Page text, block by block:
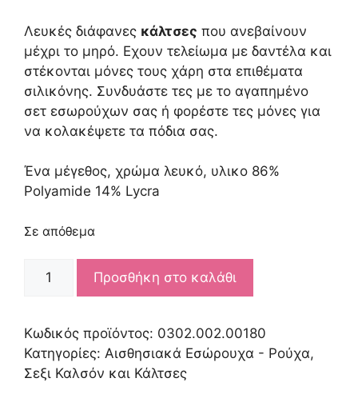
Λευκές διάφανες κάλτσες που ανεβαίνουν
μέχρι το μηρό. Εχουν τελείωμα με δαντέλα και
στέκονται μόνες τους χάρη στα επιθέματα
σιλικόνης. Συνδυάστε τες με το αγαπημένο
σετ εσωρούχων σας ή φορέστε τες μόνες για
να κολακέψετε τα πόδια σας.
Ένα μέγεθος, χρώμα λευκό, υλικο 86%
Polyamide 14% Lycra
Σε απόθεμα
HOLD-
ποσότητα
Προσθήκη στο καλάθι
Κωδικός προϊόντος: 0302.002.00180
Κατηγορίες: Αισθησιακά Εσώρουχα - Ρούχα,
Σεξι Καλσόν και Κάλτσες